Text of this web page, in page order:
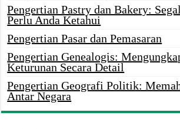
Pengertian Pastry dan Bakery:
Perlu Anda Ketahui
Pengertian Pasar dan Pemasaran
Pengertian Genealogis:
Keturunan Secara Detail
Pengertian Geografi Politik:
Antar Negara